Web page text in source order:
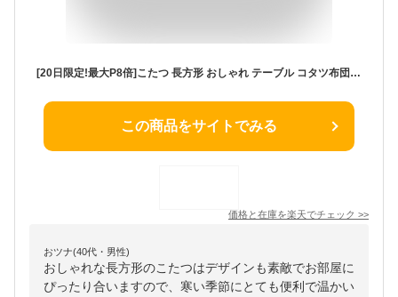
[20日限定!最大P8倍]こたつ 長方形 おしゃれ テーブル コタツ布団 一人用 コタツ こたつテーブル リビングこたつ ダイニングこたつ こたつセット 冬 省エネ 節電 こたつ布団 布団 北欧 布団セット 洗える 洗濯可 80×60cm 日本製ヒーター SJ-K05-IR[PO]
この商品をサイトでみる
価格と在庫を楽天でチェック >>
おツナ(40代・男性)
おしゃれな長方形のこたつはデザインも素敵でお部屋に
ぴったり合いますので、寒い季節にとても便利で温かい